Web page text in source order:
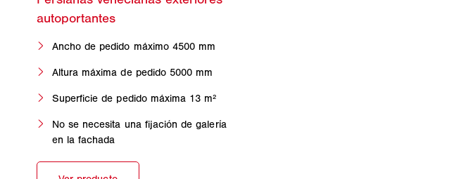
Ancho de pedido máximo 4500 mm
Altura máxima de pedido 5000 mm
Superficie de pedido máxima 13 m²
No se necesita una fijación de galería
en la fachada